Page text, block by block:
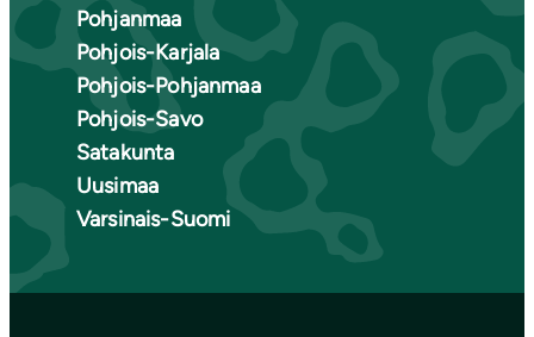
Pohjanmaa
Pohjois-Karjala
Pohjois-Pohjanmaa
Pohjois-Savo
Satakunta
Uusimaa
Varsinais-Suomi